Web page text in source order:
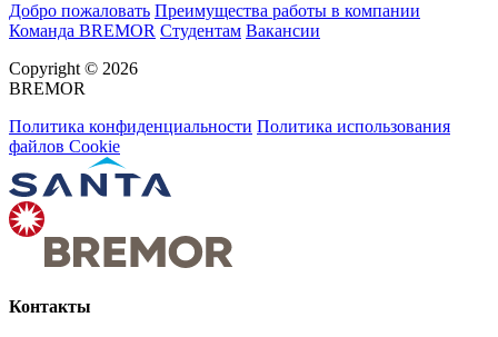
Добро пожаловать Преимущества работы в компании
Команда BREMOR Студентам Вакансии
Copyright © 2026
BREMOR
Политика конфиденциальности Политика использования
файлов Cookie
Контакты